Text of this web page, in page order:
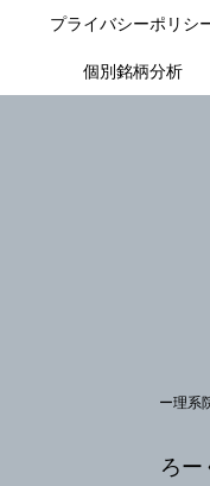
ー理系
ろー
プライバシーポリシ
個別銘柄分析